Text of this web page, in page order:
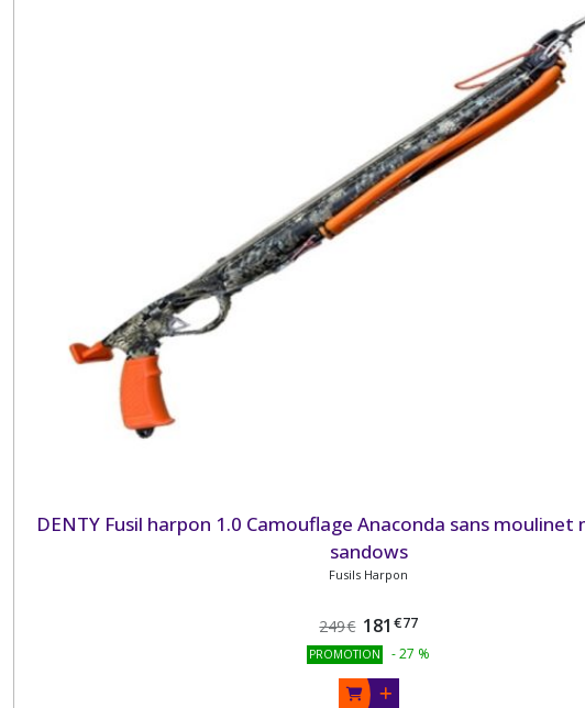
DENTY Fusil harpon 1.0 Camouflage Anaconda sans
sandows
Fusils Harpon
249€ 181 €77
PROMOTION -27 %